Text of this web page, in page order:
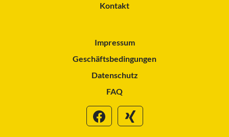
Kontakt
Impressum
Geschäftsbedingungen
Datenschutz
FAQ